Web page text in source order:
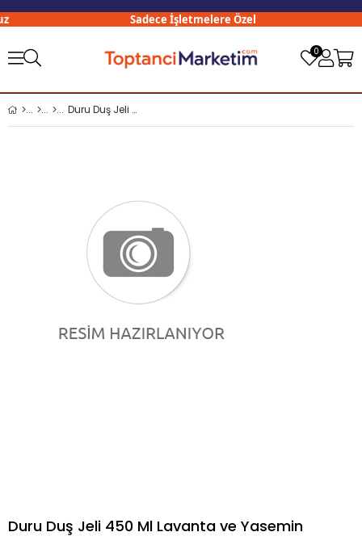
Sadece İşletmelere Özel
0
Duru Duş Jeli 450 Ml Lavanta ve Yasemin
Duru Duş Jeli 450 Ml Lavanta ve Yasemin